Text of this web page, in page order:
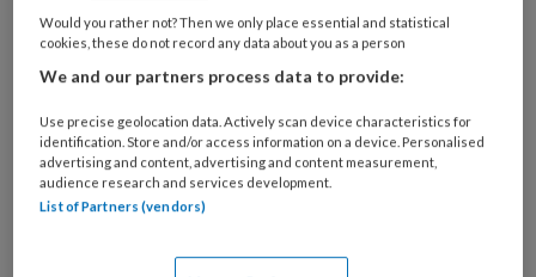
Kies
je
functie *
Bij
welke
organisatie
werk
Untitled
Ontvang 2x per week de
KinderopvangTotaal nieuwsbrief
Would you rather not? Then we only place essential and statistical
cookies, these do not record any data about you as a person
We and our partners process data to provide:
Use precise geolocation data. Actively scan device characteristics for
identification. Store and/or access information on a device. Personalised
advertising and content, advertising and content measurement,
audience research and services development.
List of Partners (vendors)